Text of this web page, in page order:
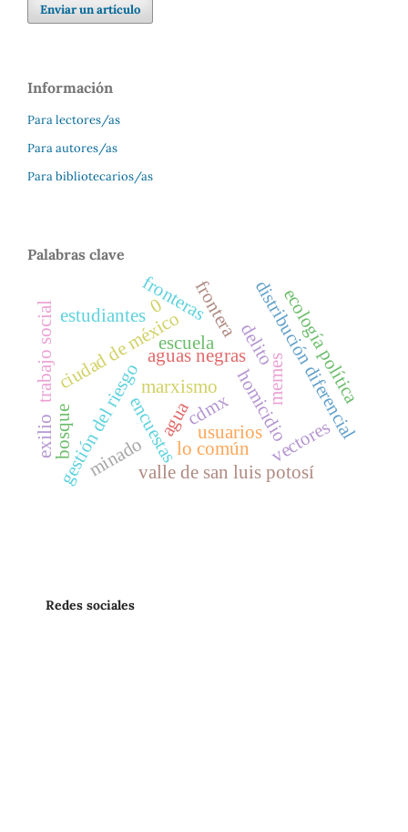
Enviar un artículo
Información
Para lectores/as
Para autores/as
Para bibliotecarios/as
Palabras clave
marxismo homicidio
gestión del riesgo
aguas negras
usuarios
encuestas
memes
ciudad de méxico distribución diferencial
cdmx
delito
valle de san luis potosí
minado
bosque
ecología política
agua
trabajo social
vectores
escuela
estudiantes frontera
lo común
exilio
fronteras
0
Redes sociales